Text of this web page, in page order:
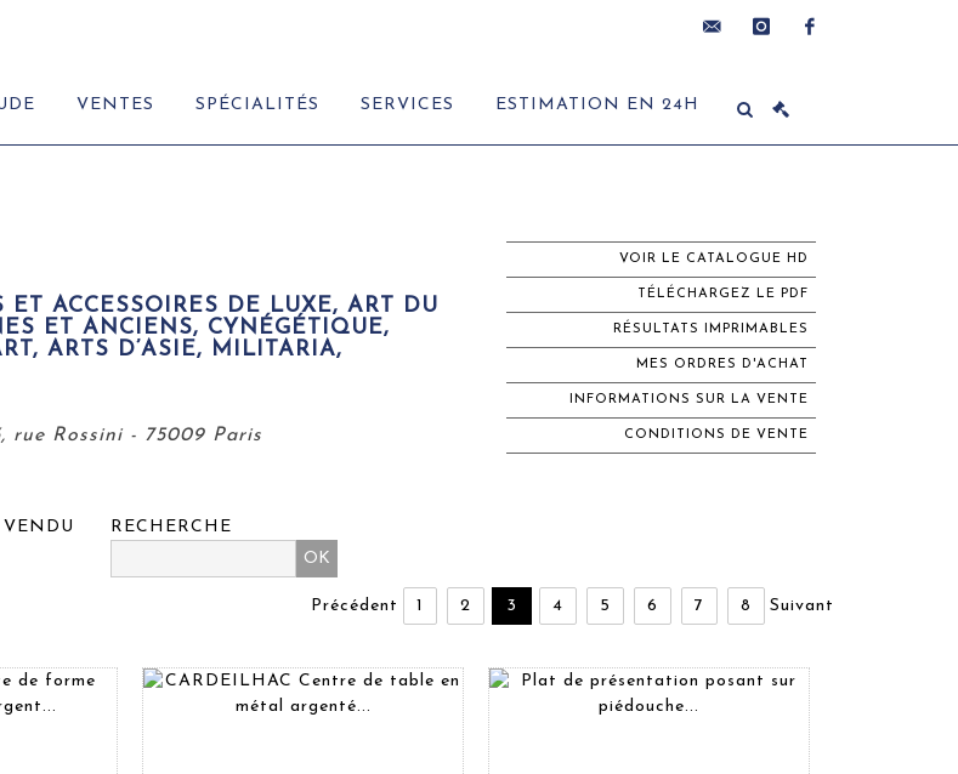
VENTES SPÉCIALITÉS SERVICES ESTIMATION EN 24H
ACCESSOIRES DE LUXE, ART DU
ET ANCIENS, CYNÉGÉTIQUE,
ARTS D’ASIE, MILITARIA,
Rossini - 75009 Paris
VOIR LE CATALOGUE HD
TÉLÉCHARGEZ LE PDF
RÉSULTATS IMPRIMABLES
MES ORDRES D'ACHAT
INFORMATIONS SUR LA VENTE
CONDITIONS DE VENTE
RECHERCHE
Précédent 1 2 3 4 5 6 7 8 Suivant